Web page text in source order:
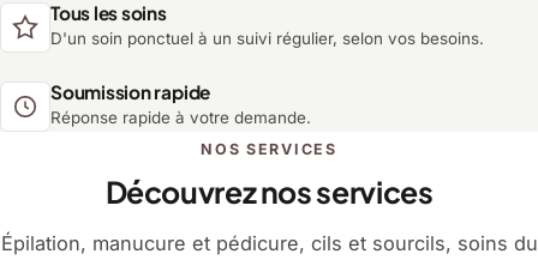
Tous les soins
D'un soin ponctuel à un suivi régulier, selon vos besoins.
Soumission rapide
Réponse rapide à votre demande.
NOS SERVICES
Découvrez nos services
Épilation, manucure et pédicure, cils et sourcils, soins du